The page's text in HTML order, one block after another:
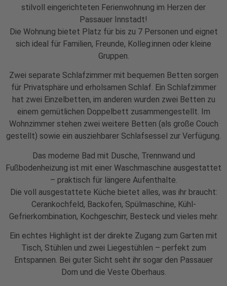
stilvoll eingerichteten Ferienwohnung im Herzen der
Passauer Innstadt!
Die Wohnung bietet Platz für bis zu 7 Personen und eignet
sich ideal für Familien, Freunde, Kolleg:innen oder kleine
Gruppen.
Zwei separate Schlafzimmer mit bequemen Betten sorgen
für Privatsphäre und erholsamen Schlaf. Ein Schlafzimmer
hat zwei Einzelbetten, im anderen wurden zwei Betten zu
einem gemütlichen Doppelbett zusammengestellt. Im
Wohnzimmer stehen zwei weitere Betten (als große Couch
gestellt) sowie ein ausziehbarer Schlafsessel zur Verfügung.
Das moderne Bad mit Dusche, Trennwand und
Fußbodenheizung ist mit einer Waschmaschine ausgestattet
– praktisch für längere Aufenthalte.
Die voll ausgestattete Küche bietet alles, was ihr braucht:
Cerankochfeld, Backofen, Spülmaschine, Kühl-
Gefrierkombination, Kochgeschirr, Besteck und vieles mehr.
Ein echtes Highlight ist der direkte Zugang zum Garten mit
Tisch, Stühlen und zwei Liegestühlen – perfekt zum
Entspannen. Bei guter Sicht seht ihr sogar den Passauer
Dom und die Veste Oberhaus.